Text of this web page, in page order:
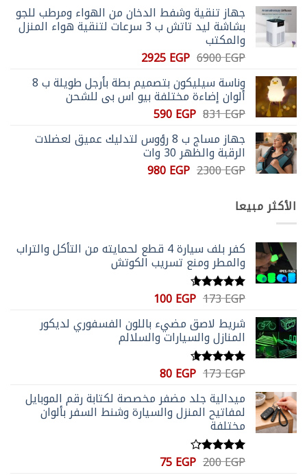
المنتج
هو:
6900 EGP.
هو:
3305 EGP.
جهاز تنقية وشفط الدخان من الهواء ومرطب للجو
بشاشة ليد تاتش ب 3 سرعات لتنقية هواء المنزل
والمكتب
6900EGP السعر
الأصلي
هو:
6900 EGP.
2925EGP السعر
هو:
2925 EGP.
وناسة سيليكون بتصميم بطة بأرجل طويلة ب 8
ألوان إضاءة مختلفة بيو اس بي للشحن
831EGP السعر
هو:
831 EGP.
590EGP السعر
هو:
590 EGP.
جهاز مساج ب 8 رؤوس لتدليك عميق لعضلات
الرقبة والظهر 30 وات
2300EGP السعر980EGP السعر
الأكثر مبيعا
كفر بلف سيارة 4 قطع لحمايته من التأكل والتراب
والمطر ومنع تسريب الكوتش
تم التقييم
173EGP السعر
هو:
173 EGP.
100EGP السعر
هو:
100 EGP.
شريط لاصق مضيء باللون الفسفوري لديكور
المنازل والسيارات والسلالم
تم التقييم
173EGP السعر
هو:
173 EGP.
80EGP السعر
هو:
80 EGP.
ميدالية جلد مضفر مخصصة لكتابة رقم الموبايل
لمفاتيح المنزل والسيارة وشنط السفر بألوان
مختلفة
تم التقييم
200EGP السعر75EGP السعر